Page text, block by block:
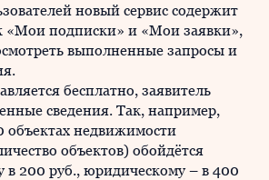
новый сервис содержит
«Мои подписки» и «Мои заявки»,
выполненные запросы и
бесплатно, заявитель
сведения. Так, например,
недвижимости
объектов) обойдётся
в 200 руб., юридическому – в 400